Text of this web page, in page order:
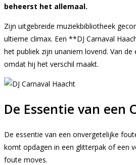
beheerst het allemaal.
Zijn uitgebreide muziekbibliotheek
ultieme climax. Een **DJ Carnaval
het publiek zijn unaniem lovend. Van
omdat hij het verschil maakt.
De Essentie van een
De essentie van een onvergetelijke
komt opdagen in een glitterpak of een
foute moves.